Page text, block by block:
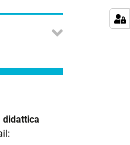
didattica